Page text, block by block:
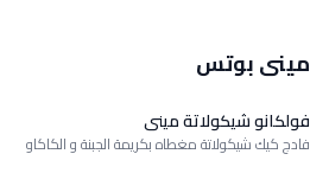
مينى بوتس
فولكانو شيكولاتة مينى
فادج كيك شيكولاتة مغطاه بكريمة الجبنة و الكاكاو